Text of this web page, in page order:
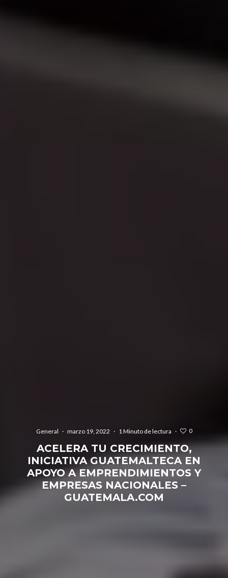
General · marzo 19, 2022 · 1 Minuto de lectura · 0
ACELERA TU CRECIMIENTO,
INICIATIVA GUATEMALTECA EN
APOYO A EMPRENDIMIENTOS Y
EMPRESAS NACIONALES –
GUATEMALA.COM